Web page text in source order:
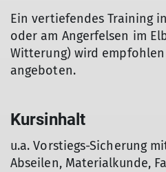
Ein vertiefendes Training
oder am Angerfelsen im
Witterung) wird
angeboten.
Kursinhalt
u.a. Vorstiegs-Sicherung
Abseilen, Materialkunde,